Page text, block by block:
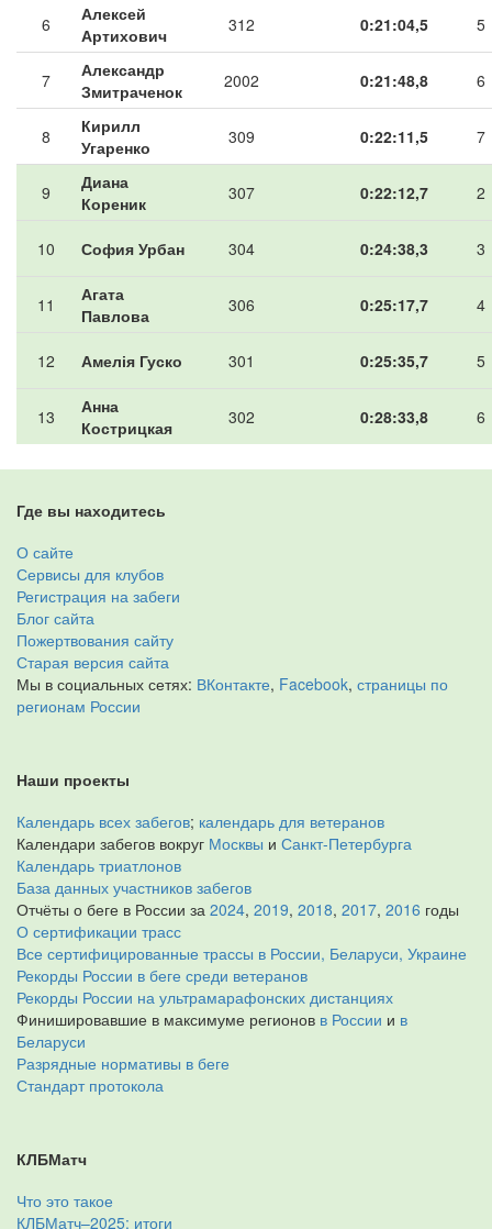
6
Алексей
Артихович
312 0:21:04,5 5
7
Александр
Змитраченок
2002 0:21:48,8 6
8
Кирилл
Угаренко
309 0:22:11,5 7
9
Диана
Кореник
307 0:22:12,7 2
10 София Урбан 304 0:24:38,3 3
11
Агата
Павлова
306 0:25:17,7 4
12 Амелія Гуско 301 0:25:35,7 5
13
Анна
Кострицкая
302 0:28:33,8 6
Где вы находитесь
О сайте
Сервисы для клубов
Регистрация на забеги
Блог сайта
Пожертвования сайту
Старая версия сайта
Мы в социальных сетях: ВКонтакте, Facebook, страницы по
регионам России
Наши проекты
Календарь всех забегов; календарь для ветеранов
Календари забегов вокруг Москвы и Санкт-Петербурга
Календарь триатлонов
База данных участников забегов
Отчёты о беге в России за 2024, 2019, 2018, 2017, 2016 годы
О сертификации трасс
Все сертифицированные трассы в России, Беларуси, Украине
Рекорды России в беге среди ветеранов
Рекорды России на ультрамарафонских дистанциях
Финишировавшие в максимуме регионов в России и в
Беларуси
Разрядные нормативы в беге
Стандарт протокола
КЛБМатч
Что это такое
КЛБМатч–2025: итоги